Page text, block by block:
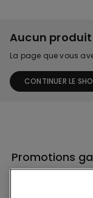
Aucun
La page que vous
CONTINUER LE
Promotions